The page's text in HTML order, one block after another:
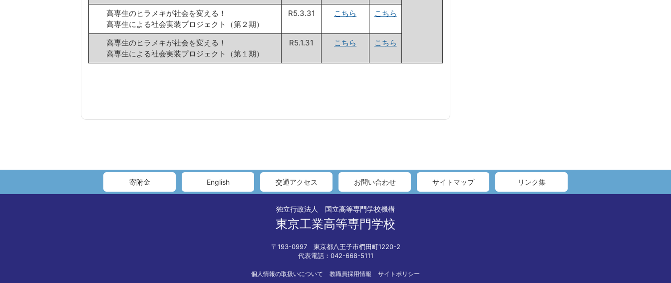
高専生のヒラメキが社会を変える！
高専生による社会実装プロジェクト（第２期）
R5.3.31 こちら こちら
高専生のヒラメキが社会を変える！
高専生による社会実装プロジェクト（第１期）
R5.1.31 こちら こちら
寄附金 English 交通アクセス お問い合わせ サイトマップ リンク集
独立行政法人 国立高等専門学校機構
東京工業高等専門学校
〒193-0997 東京都八王子市椚田町1220-2
代表電話：042-668-5111
個人情報の取扱いについて 教職員採用情報 サイトポリシー